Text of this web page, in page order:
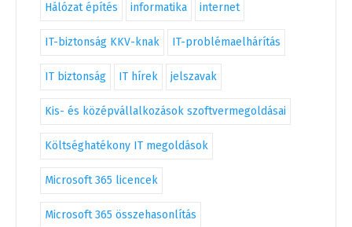
Hálózat építés informatika internet
IT-biztonság KKV-knak IT-problémaelhárítás
IT biztonság IT hírek jelszavak
Kis- és középvállalkozások szoftvermegoldásai
Költséghatékony IT megoldások
Microsoft 365 licencek
Microsoft 365 összehasonlítás